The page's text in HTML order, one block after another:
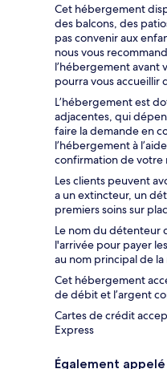
Cet hébergement
des balcons, des
pas convenir aux
nous vous
l’hébergement avant
pourra vous accueillir
L’hébergement est
adjacentes, qui
faire la demande en
l’hébergement à
confirmation de votre
Les clients peuvent
a un extincteur, un
premiers soins sur
Le nom du détenteur
l'arrivée pour payer
au nom principal de
Cet hébergement
de débit et l’argent
Cartes de crédit
Express
Également appelé